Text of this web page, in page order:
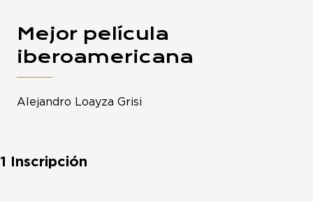
Mejor película
iberoamericana
Alejandro Loayza Grisi
1 Inscripción